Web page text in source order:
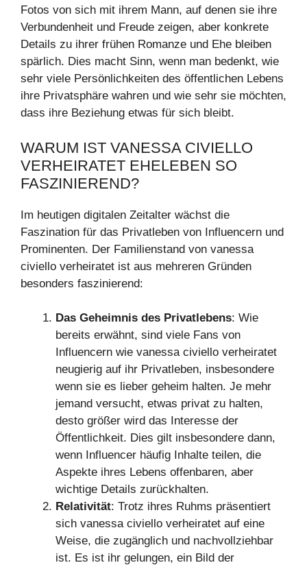
Fotos von sich mit ihrem Mann, auf denen sie ihre
Verbundenheit und Freude zeigen, aber konkrete
Details zu ihrer frühen Romanze und Ehe bleiben
spärlich. Dies macht Sinn, wenn man bedenkt, wie
sehr viele Persönlichkeiten des öffentlichen Lebens
ihre Privatsphäre wahren und wie sehr sie möchten,
dass ihre Beziehung etwas für sich bleibt.
WARUM IST VANESSA CIVIELLO
VERHEIRATET EHELEBEN SO
FASZINIEREND?
Im heutigen digitalen Zeitalter wächst die
Faszination für das Privatleben von Influencern und
Prominenten. Der Familienstand von vanessa
civiello verheiratet ist aus mehreren Gründen
besonders faszinierend:
Das Geheimnis des Privatlebens: Wie
bereits erwähnt, sind viele Fans von
Influencern wie vanessa civiello verheiratet
neugierig auf ihr Privatleben, insbesondere
wenn sie es lieber geheim halten. Je mehr
jemand versucht, etwas privat zu halten,
desto größer wird das Interesse der
Öffentlichkeit. Dies gilt insbesondere dann,
wenn Influencer häufig Inhalte teilen, die
Aspekte ihres Lebens offenbaren, aber
wichtige Details zurückhalten.
Relativität: Trotz ihres Ruhms präsentiert
sich vanessa civiello verheiratet auf eine
Weise, die zugänglich und nachvollziehbar
ist. Es ist ihr gelungen, ein Bild der